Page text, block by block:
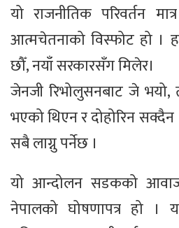
यो राजनीतिक परिवर्तन
आत्मचेतनाको विस्फोट हो ।
छौँ, नयाँ सरकारसँग मिलेर।
जेनजी रिभोलुसनबाट जे भयो,
भएको थिएन र दोहोरिन
सबै लाग्नु पर्नेछ ।
यो आन्दोलन सडकको आवाज
नेपालको घोषणापत्र हो ।